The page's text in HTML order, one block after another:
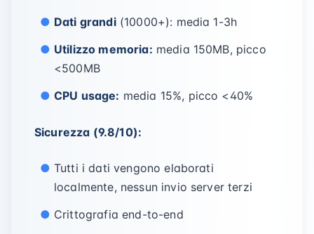
Dati grandi(10000+): media 1-3h
Utilizzo memoria: media 150MB, picco
<500MB
CPU usage: media 15%, picco <40%
Sicurezza (9.8/10):
Tutti i dati vengono elaborati
localmente, nessun invio server terzi
Crittografia end-to-end